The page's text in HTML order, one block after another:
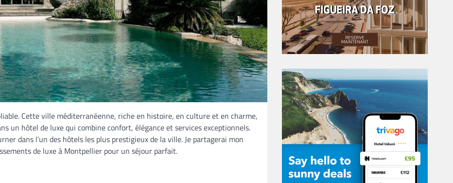
Cette ville méditerranéenne, riche en histoire, en culture et en charme,
un hôtel de luxe qui combine confort, élégance et services exceptionnels.
dans l’un des hôtels les plus prestigieux de la ville. Je partagerai mon
de luxe à Montpellier pour un séjour parfait.